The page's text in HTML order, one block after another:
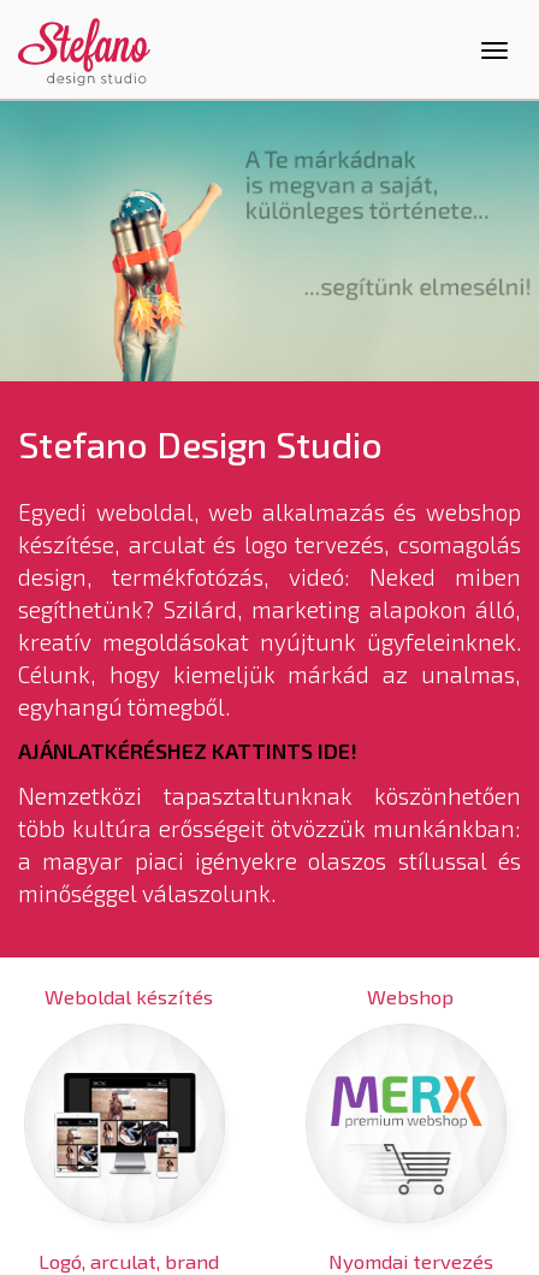
Stefano Design Studio
Egyedi weboldal, web alkalmazás és webshop
készítése, arculat és logo tervezés, csomagolás
design, termékfotózás, videó: Neked miben
segíthetünk? Szilárd, marketing alapokon álló,
kreatív megoldásokat nyújtunk ügyfeleinknek.
Célunk, hogy kiemeljük márkád az unalmas,
egyhangú tömegből.
AJÁNLATKÉRÉSHEZ KATTINTS IDE!
Nemzetközi tapasztaltunknak köszönhetően
több kultúra erősségeit ötvözzük munkánkban:
a magyar piaci igényekre olaszos stílussal és
minőséggel válaszolunk.
Weboldal készítés Webshop
Logó, arculat, brand Nyomdai tervezés